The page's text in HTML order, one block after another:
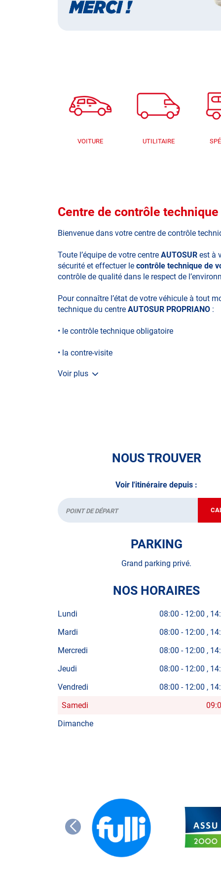
VOITURE UTILITAIRE
Centre de contrôle technique
Bienvenue dans votre centre de contrôle
Toute l’équipe de votre centre AUTOSUR est à
sécurité et effectuer le contrôle technique de
contrôle de qualité dans le respect de
Pour connaître l’état de votre véhicule à tout
technique du centre AUTOSUR PROPRIANO :
• le contrôle technique obligatoire
• la contre-visite
• le contrôle pollution
• le contrôle de la Catégorie L (moto, scooter,
• le pré-contrôle contrôle technique ou
N’attendez plus pour votre sécurité et faire
A très bientôt chez
*Prestation à vérifier auprès du centre
Voir plus
NOUS TROUVER
Voir l'itinéraire depuis :
Départ
PARKING
Grand parking privé.
NOS HORAIRES
Lundi 08:00 - 12:00
Mardi
08:00 - 12:00
Mercredi
08:00 - 12:00
Jeudi
08:00 - 12:00
Vendredi
08:00 - 12:00
Horaires
d'ouverture
Samedi
Dimanche